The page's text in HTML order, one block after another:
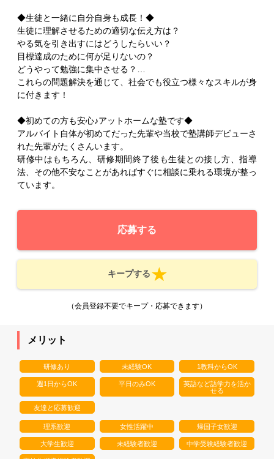
◆生徒と一緒に自分自身も成長！◆
生徒に理解させるための適切な伝え方は？
やる気を引き出すにはどうしたらいい？
目標達成のために何が足りないの？
どうやって勉強に集中させる？…
これらの問題解決を通じて、社会でも役立つ様々なスキルが身
に付きます！
◆初めての方も安心♪アットホームな塾です◆
アルバイト自体が初めてだった先輩や当校で塾講師デビューさ
れた先輩がたくさんいます。
研修中はもちろん、研修期間終了後も生徒との接し方、指導
法、その他不安なことがあればすぐに相談に乗れる環境が整っ
ています。
応募する
キープする
（会員登録不要でキープ・応募できます）
メリット
研修あり 未経験OK 1教科からOK
週1日からOK 平日のみOK
英語など語学力を活か
せる
友達と応募歓迎
理系歓迎 女性活躍中 帰国子女歓迎
大学生歓迎 未経験者歓迎 中学受験経験者歓迎